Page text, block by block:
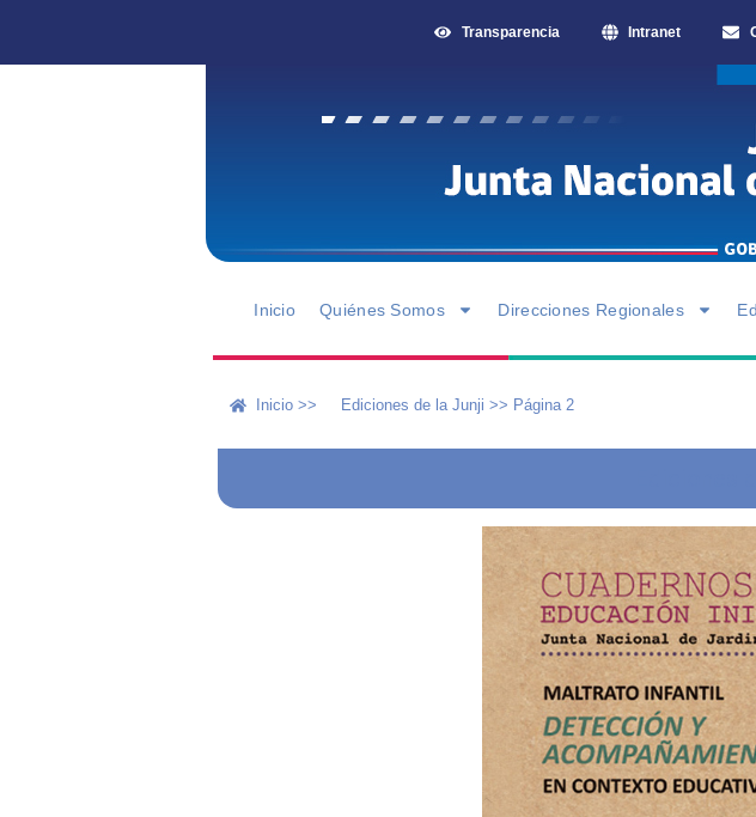
Transparencia Intranet
Inicio Quiénes Somos Direcciones Regionales
Inicio >> Ediciones de la Junji >> Página 2